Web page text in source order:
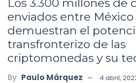
Los 3.300 millones de
enviados entre México
demuestran el
transfronterizo de las
criptomonedas y su
By Paulo Márquez
4 abril,